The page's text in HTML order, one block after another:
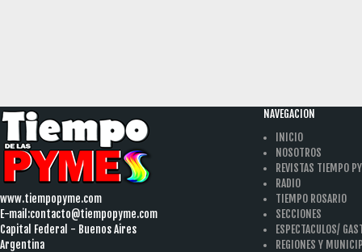
www.tiempopyme.com
E-mail:contacto@tiempopyme.com
Capital Federal - Buenos Aires
Argentina
NAVEGACION
INICIO
NOSOTROS
REVISTAS TIEMPO
RADIO
TIEMPO ROSARIO
SECCIONES
ESPECTACULOS/
REGIONES Y